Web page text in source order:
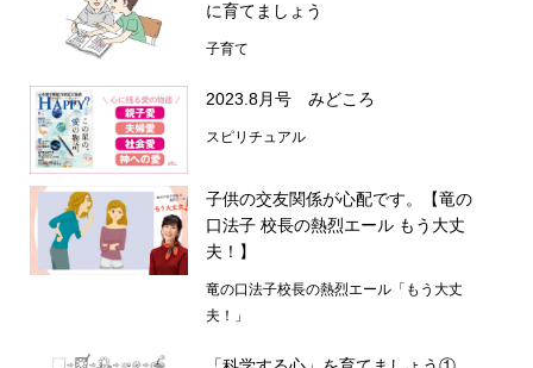
に育てましょう
子育て
2023.8月号 みどころ
スピリチュアル
子供の交友関係が心配です。【竜の
口法子 校長の熱烈エール もう大丈
夫！】
竜の口法子校長の熱烈エール「もう大丈
夫！」